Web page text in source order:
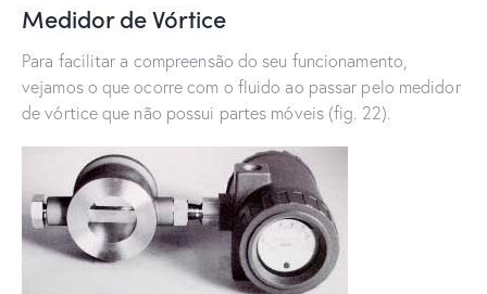
Medidor de Vórtice
Para facilitar a compreensão do seu funcionamento,
vejamos o que ocorre com o fluido ao passar pelo medidor
de vórtice que não possui partes móveis (fig. 22).